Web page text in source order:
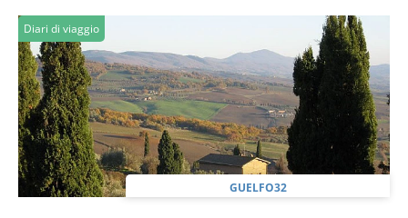
Diari di viaggio
GUELFO32